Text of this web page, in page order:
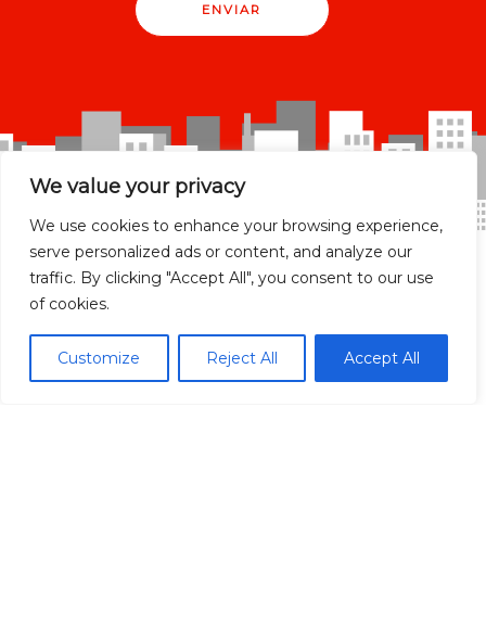
We value your privacy
We use cookies to enhance your browsing experience,
serve personalized ads or content, and analyze our
traffic. By clicking "Accept All", you consent to our use
of cookies.
Customize Reject All Accept All
ENVIAR
Madrid localidades